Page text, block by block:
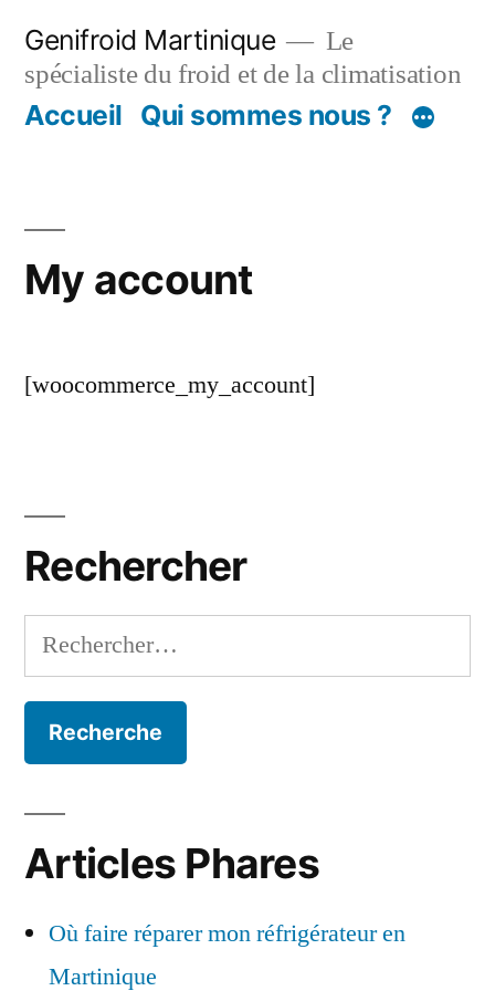
contenu
Genifroid Martinique
Le
spécialiste du froid et de la climatisation
Accueil Qui sommes nous ?
My account
[woocommerce_my_account]
Rechercher
Rechercher :
Articles Phares
Où faire réparer mon réfrigérateur en
Martinique